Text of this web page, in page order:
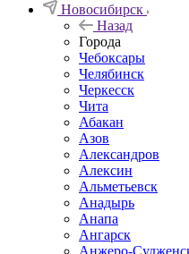
Новосибирск
Назад
Города
Чебоксары
Челябинск
Черкесск
Чита
Абакан
Азов
Александров
Алексин
Альметьевск
Анадырь
Анапа
Ангарск
Анжеро-